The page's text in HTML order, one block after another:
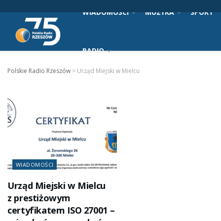
WIADOMOŚCI MUZYKA SPORT
RADIO
Polskie Radio Rzeszów > Urząd Miejski w Mielcu
WIADOMOŚCI
Urząd Miejski w Mielcu
z prestiżowym
certyfikatem ISO 27001 –